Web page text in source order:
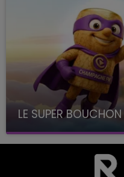
LE SUPER
avec La Famille